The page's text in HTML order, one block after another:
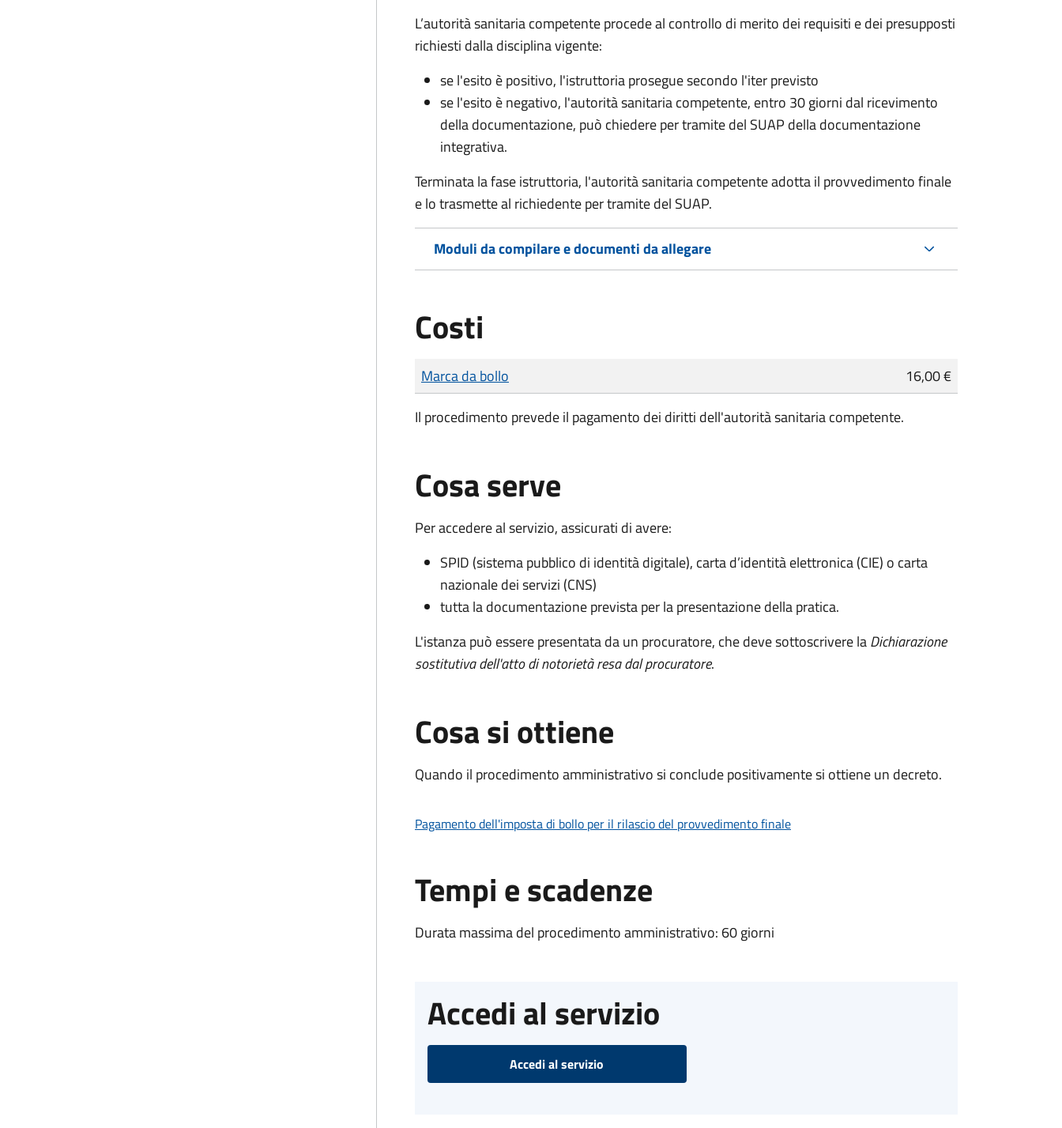
L’autorità sanitaria competente procede al controllo di merito dei requisiti e dei presupposti
richiesti dalla disciplina vigente:
se l'esito è positivo, l'istruttoria prosegue secondo l'iter previsto
se l'esito è negativo, l'autorità sanitaria competente, entro 30 giorni dal ricevimento
della documentazione, può chiedere per tramite del SUAP della documentazione
integrativa.
Terminata la fase istruttoria, l'autorità sanitaria competente adotta il provvedimento finale
e lo trasmette al richiedente per tramite del SUAP.
Moduli da compilare e documenti da allegare
Costi
Tipo di pagamento
Importo
Marca da bollo
16,00 €
Il procedimento prevede il pagamento dei diritti dell'autorità sanitaria competente.
Cosa serve
Per accedere al servizio, assicurati di avere:
SPID (sistema pubblico di identità digitale), carta d’identità elettronica (CIE) o carta
nazionale dei servizi (CNS)
tutta la documentazione prevista per la presentazione della pratica.
L'istanza può essere presentata da un procuratore, che deve sottoscrivere laDichiarazione
sostitutiva dell'atto di notorietà resa dal procuratore.
Cosa si ottiene
Quando il procedimento amministrativo si conclude positivamente si ottiene un decreto.
Pagamento dell'imposta di bollo per il rilascio del provvedimento finale
Tempi e scadenze
Durata massima del procedimento amministrativo: 60 giorni
Accedi al servizio
Accedi al servizio